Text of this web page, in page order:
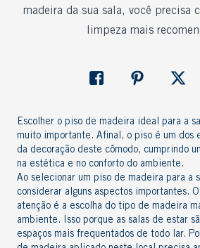
madeira da sua sala, você precisa
limpeza mais
Escolher o piso de madeira ideal para a
muito importante. Afinal, o piso é um dos
da decoração deste cômodo, cumprindo
na estética e no conforto do ambiente.
Ao selecionar um piso de madeira para a
considerar alguns aspectos importantes.
atenção é a escolha do tipo de madeira
ambiente. Isso porque as salas de estar
espaços mais frequentados de todo lar.